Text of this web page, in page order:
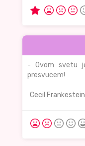
- Ovom svetu
presvucem!
Cecil Frankestein